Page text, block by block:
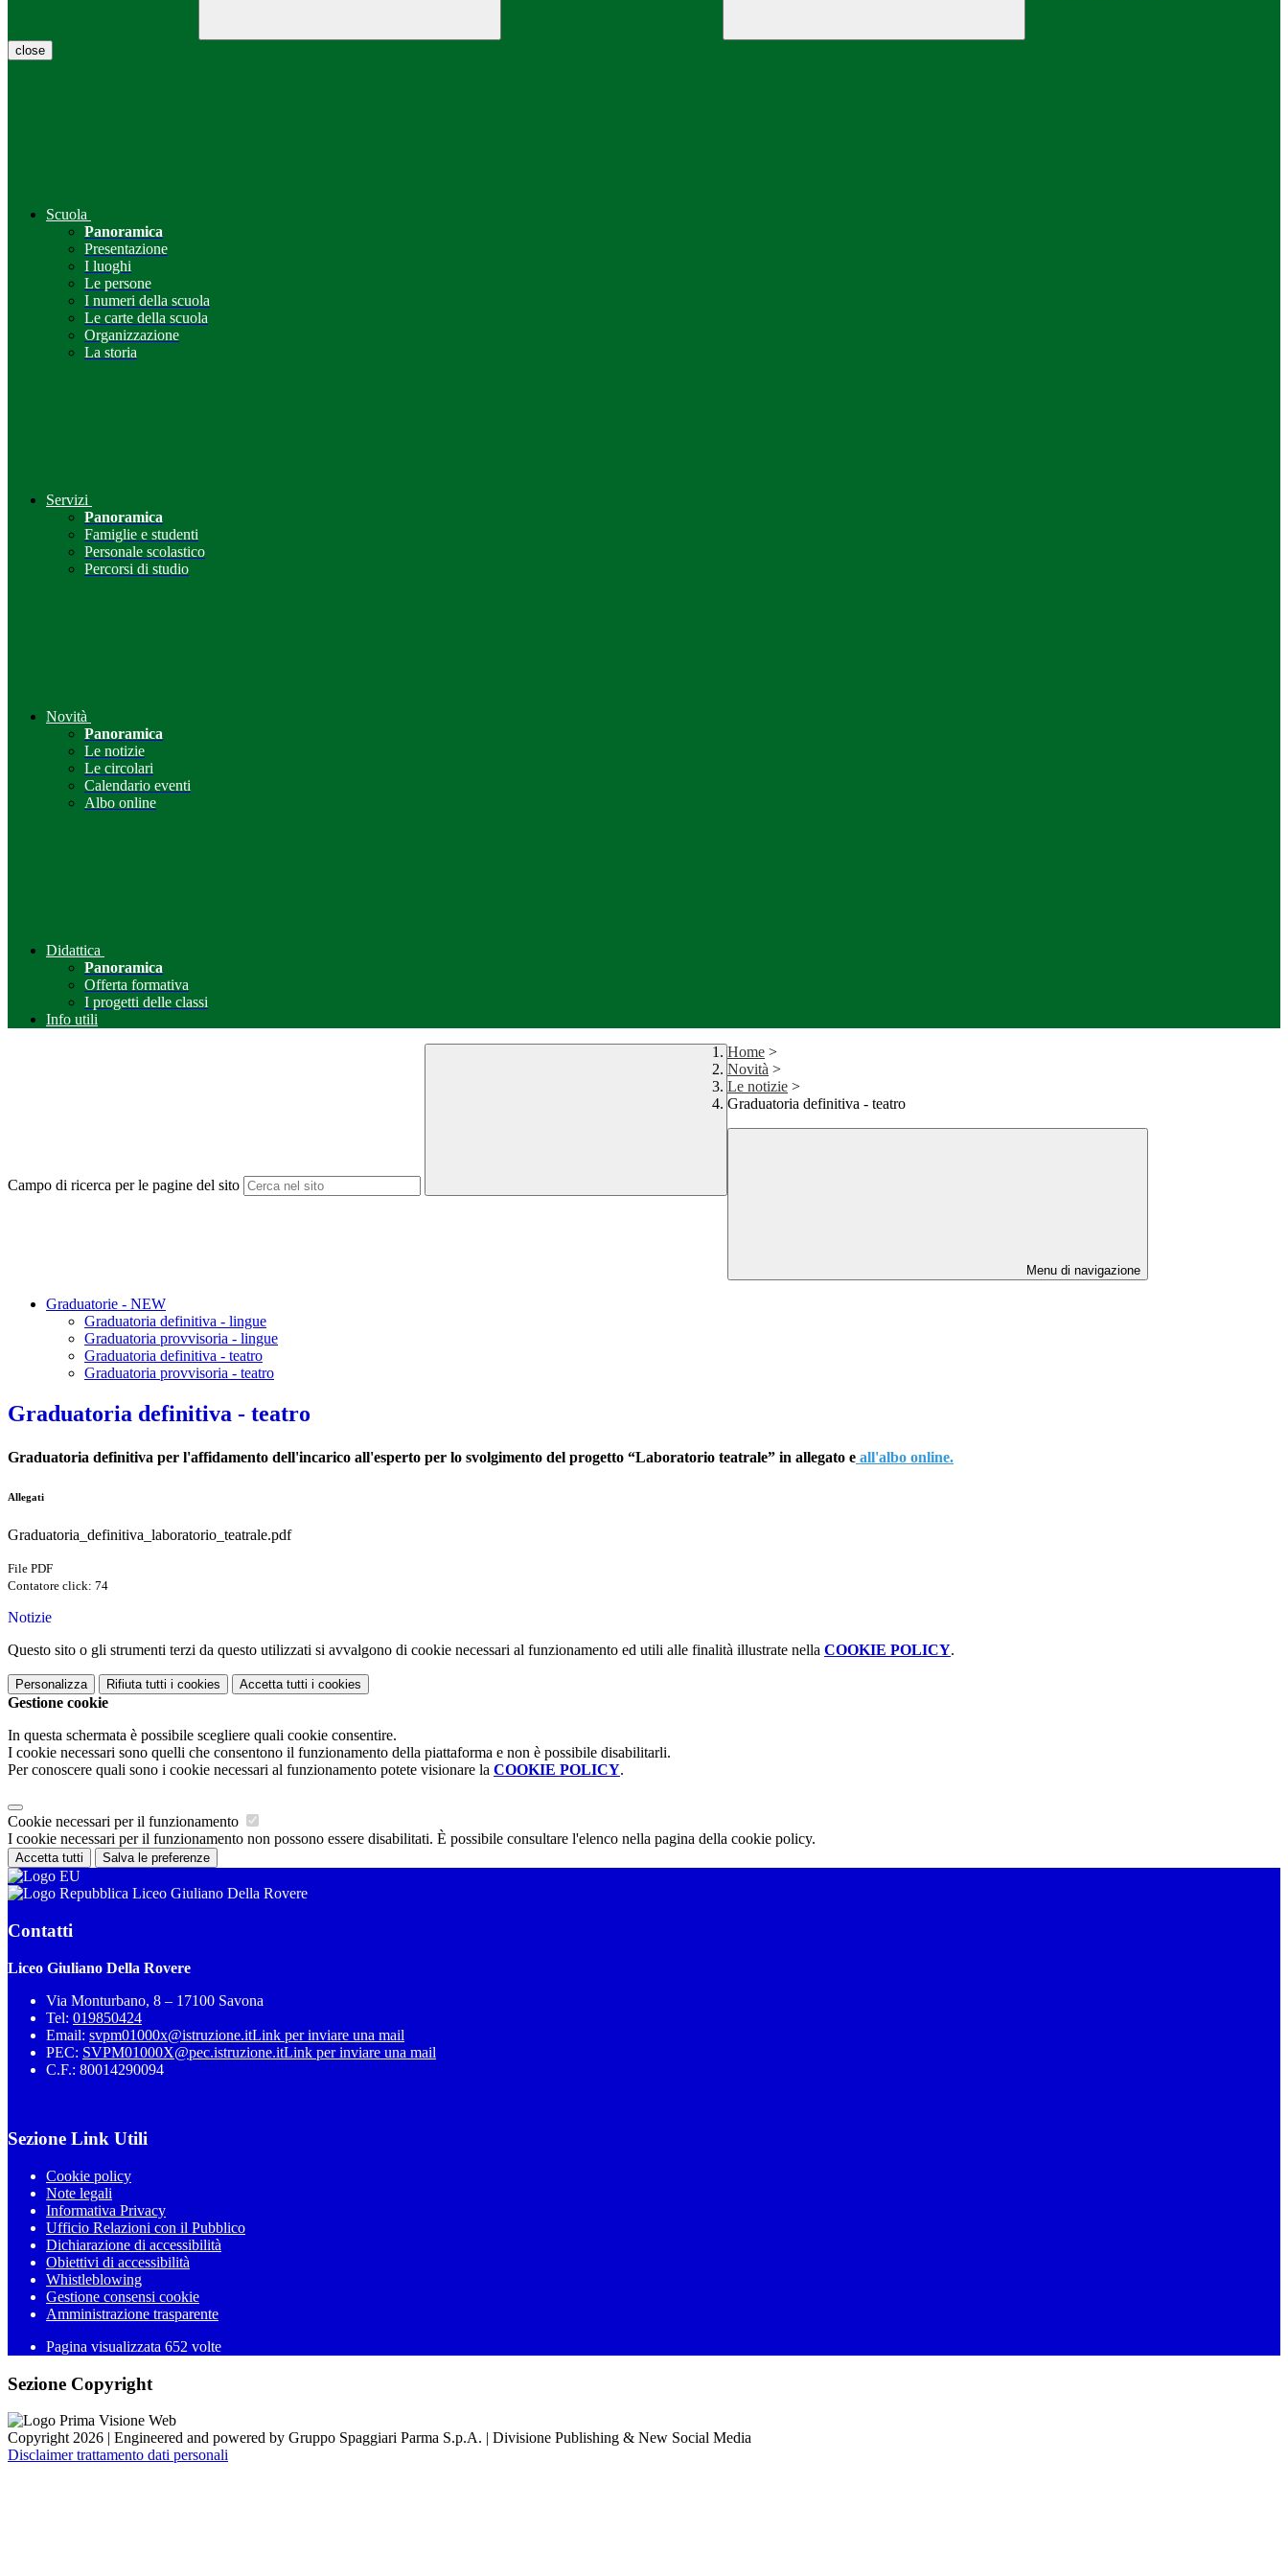
close
Scuola
Panoramica
Presentazione
I luoghi
Le persone
I numeri della scuola
Le carte della scuola
Organizzazione
La storia
Servizi
Panoramica
Famiglie e studenti
Personale scolastico
Percorsi di studio
Novità
Panoramica
Le notizie
Le circolari
Calendario eventi
Albo online
Didattica
Panoramica
Offerta formativa
I progetti delle classi
Info utili
Campo di ricerca per le pagine del sito
Home >
Novità >
Le notizie >
Graduatoria definitiva - teatro
Menu di navigazione
Graduatorie - NEW
Graduatoria definitiva - lingue
Graduatoria provvisoria - lingue
Graduatoria definitiva - teatro
Graduatoria provvisoria - teatro
Graduatoria definitiva - teatro
Graduatoria definitiva per l'affidamento dell'incarico all'esperto per lo svolgimento del progetto “Laboratorio teatrale” in allegato e all'albo online.
Allegati
Graduatoria_definitiva_laboratorio_teatrale.pdf
File PDF
Contatore click: 74
Notizie
Questo sito o gli strumenti terzi da questo utilizzati si avvalgono di cookie necessari al funzionamento ed utili alle finalità illustrate nella COOKIE POLICY.
Personalizza Rifiuta tutti i cookies Accetta tutti i cookies
Gestione cookie
In questa schermata è possibile scegliere quali cookie consentire.
I cookie necessari sono quelli che consentono il funzionamento della piattaforma e non è possibile disabilitarli.
Per conoscere quali sono i cookie necessari al funzionamento potete visionare la COOKIE POLICY.
Cookie necessari per il funzionamento
I cookie necessari per il funzionamento non possono essere disabilitati. È possibile consultare l'elenco nella pagina della cookie policy.
Accetta tutti Salva le preferenze
Liceo Giuliano Della Rovere
Contatti
Liceo Giuliano Della Rovere
Via Monturbano, 8 – 17100 Savona
Tel: 019850424
Email: svpm01000x@istruzione.itLink per inviare una mail
PEC: SVPM01000X@pec.istruzione.itLink per inviare una mail
C.F.: 80014290094
Sezione Link Utili
Cookie policy
Note legali
Informativa Privacy
Ufficio Relazioni con il Pubblico
Dichiarazione di accessibilità
Obiettivi di accessibilità
Whistleblowing
Gestione consensi cookie
Amministrazione trasparente
Pagina visualizzata 652 volte
Sezione Copyright
Copyright 2026 | Engineered and powered by Gruppo Spaggiari Parma S.p.A. | Divisione Publishing & New Social Media
Disclaimer trattamento dati personali